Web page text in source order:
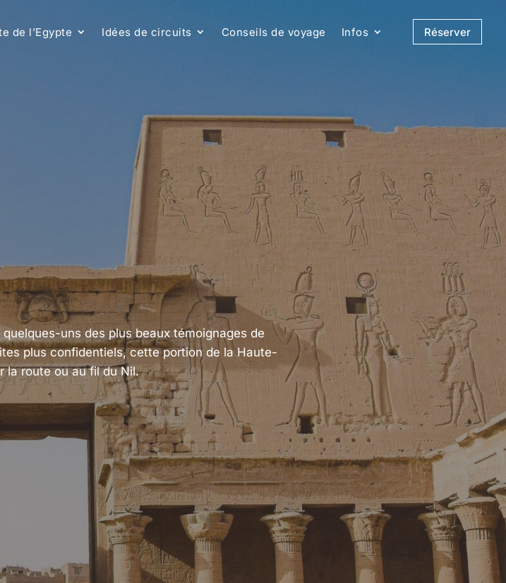
de l’Egypte Idées de circuits Conseils de voyage Infos Réserver
uns des plus beaux témoignages de
plus confidentiels, cette portion de la Haute-
la route ou au fil du Nil.